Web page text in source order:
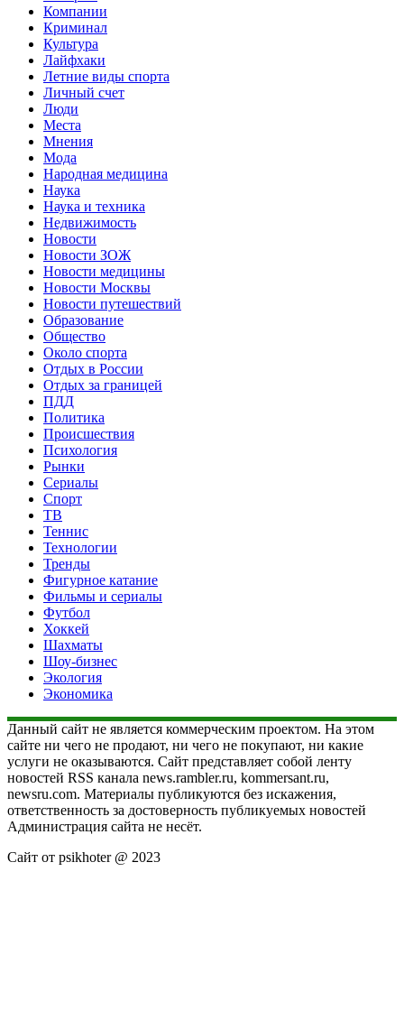
Компании
Криминал
Культура
Лайфхаки
Летние виды спорта
Личный счет
Люди
Места
Мнения
Мода
Народная медицина
Наука
Наука и техника
Недвижимость
Новости
Новости ЗОЖ
Новости медицины
Новости Москвы
Новости путешествий
Образование
Общество
Около спорта
Отдых в России
Отдых за границей
ПДД
Политика
Происшествия
Психология
Рынки
Сериалы
Спорт
ТВ
Теннис
Технологии
Тренды
Фигурное катание
Фильмы и сериалы
Футбол
Хоккей
Шахматы
Шоу-бизнес
Экология
Экономика
Данный сайт не является коммерческим проектом. На этом
сайте ни чего не продают, ни чего не покупают, ни какие
услуги не оказываются. Сайт представляет собой ленту
новостей RSS канала news.rambler.ru, kommersant.ru,
newsru.com. Материалы публикуются без искажения,
ответственность за достоверность публикуемых новостей
Администрация сайта не несёт.
Сайт от psikhoter @ 2023